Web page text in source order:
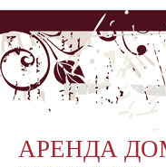
АРЕНДА